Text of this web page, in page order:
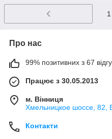
1
Про нас
99% позитивних з 67
Працює з 30.05.2013
м. Вінниця
Хмельницкое шоссе, 82,
Контакти